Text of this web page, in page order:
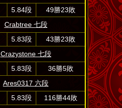
5.84段
49勝23敗
Crabtree 七段
5.83段
43勝23敗
Crazystone 七段
5.83段
36勝5敗
Ares0317 六段
5.83段
116勝44敗